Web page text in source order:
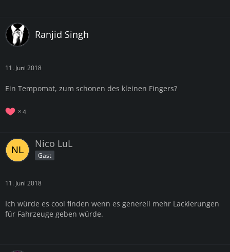
Ranjid Singh
11. Juni 2018
Ein Tempomat, zum schonen des kleinen Fingers?
4
Nico LuL
Gast
11. Juni 2018
Ich würde es cool finden wenn es generell mehr Lackierungen
für Fahrzeuge geben würde.